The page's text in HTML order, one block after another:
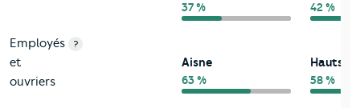
37 % 42 %
Employés
et
ouvriers
?
Aisne
63 %
Hauts-
58 %